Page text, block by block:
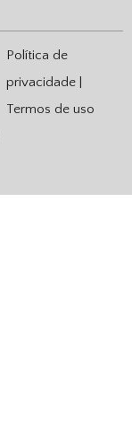
Política de
privacidade |
Termos de uso